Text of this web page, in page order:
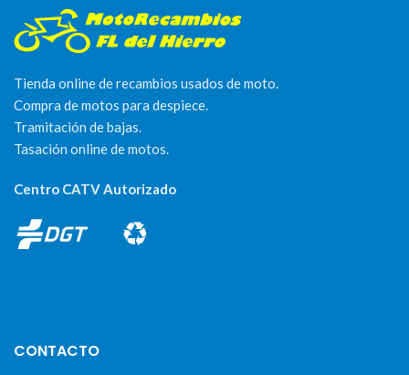
Tienda online de recambios usados de moto.
Compra de motos para despiece.
Tramitación de bajas.
Tasación online de motos.
Centro CATV Autorizado
CONTACTO